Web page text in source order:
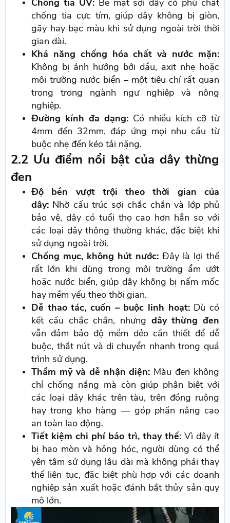
Chống tia UV: Bề mặt sợi dây có phủ chất
chống tia cực tím, giúp dây không bị giòn,
gãy hay bạc màu khi sử dụng ngoài trời thời
gian dài.
Khả năng chống hóa chất và nước mặn:
Không bị ảnh hưởng bởi dầu, axit nhẹ hoặc
môi trường nước biển – một tiêu chí rất quan
trọng trong ngành ngư nghiệp và nông
nghiệp.
Đường kính đa dạng: Có nhiều kích cỡ từ
4mm đến 32mm, đáp ứng mọi nhu cầu từ
buộc nhẹ đến kéo tải nặng.
2.2 Ưu điểm nổi bật của dây thừng
đen
Độ bền vượt trội theo thời gian của
dây: Nhờ cấu trúc sợi chắc chắn và lớp phủ
bảo vệ, dây có tuổi thọ cao hơn hẳn so với
các loại dây thông thường khác, đặc biệt khi
sử dụng ngoài trời.
Chống mục, không hút nước: Đây là lợi thế
rất lớn khi dùng trong môi trường ẩm ướt
hoặc nước biển, giúp dây không bị nấm mốc
hay mềm yếu theo thời gian.
Dễ thao tác, cuốn – buộc linh hoạt: Dù có
kết cấu chắc chắn, nhưng dây thừng đen
vẫn đảm bảo độ mềm dẻo cần thiết để dễ
buộc, thắt nút và di chuyển nhanh trong quá
trình sử dụng.
Thẩm mỹ và dễ nhận diện: Màu đen không
chỉ chống nắng mà còn giúp phân biệt với
các loại dây khác trên tàu, trên đồng ruộng
hay trong kho hàng — góp phần nâng cao
an toàn lao động.
Tiết kiệm chi phí bảo trì, thay thế:Vì dây ít
bị hao mòn và hỏng hóc, người dùng có thể
yên tâm sử dụng lâu dài mà không phải thay
thế liên tục, đặc biệt phù hợp với các doanh
nghiệp sản xuất hoặc đánh bắt thủy sản quy
mô lớn.